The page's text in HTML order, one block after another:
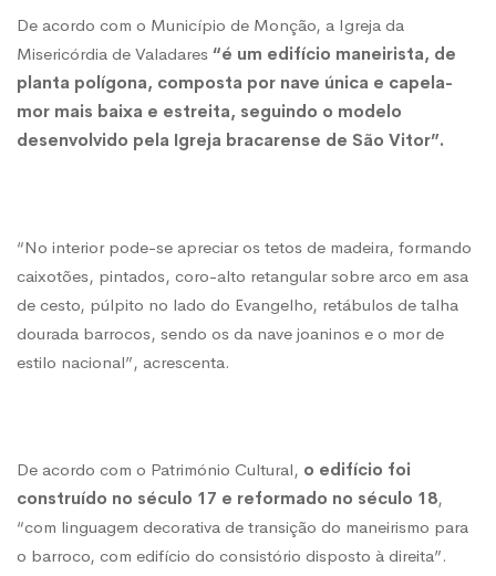
De acordo com o Município de Monção, a Igreja da
Misericórdia de Valadares “é um edifício maneirista, de
planta polígona, composta por nave única e capela-
mor mais baixa e estreita, seguindo o modelo
desenvolvido pela Igreja bracarense de São Vitor”.
“No interior pode-se apreciar os tetos de madeira, formando
caixotões, pintados, coro-alto retangular sobre arco em asa
de cesto, púlpito no lado do Evangelho, retábulos de talha
dourada barrocos, sendo os da nave joaninos e o mor de
estilo nacional”, acrescenta.
De acordo com o Património Cultural, o edifício foi
construído no século 17 e reformado no século 18,
“com linguagem decorativa de transição do maneirismo para
o barroco, com edifício do consistório disposto à direita”.